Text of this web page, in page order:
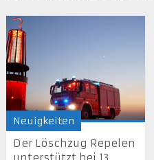
Neuigkeiten
Der Löschzug Repelen
unterstützt bei 13 ...